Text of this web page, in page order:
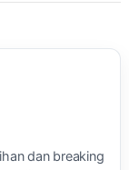
dan breaking